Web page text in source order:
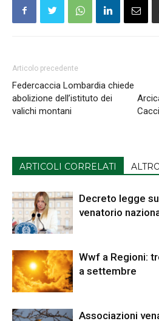
Articolo precedente
Federcaccia Lombardia chiede
abolizione dell’istituto dei
valichi montani
ARTICOLI CORRELATI
Decreto legge
venatorio
Wwf a Regioni:
a settembre
Associazioni